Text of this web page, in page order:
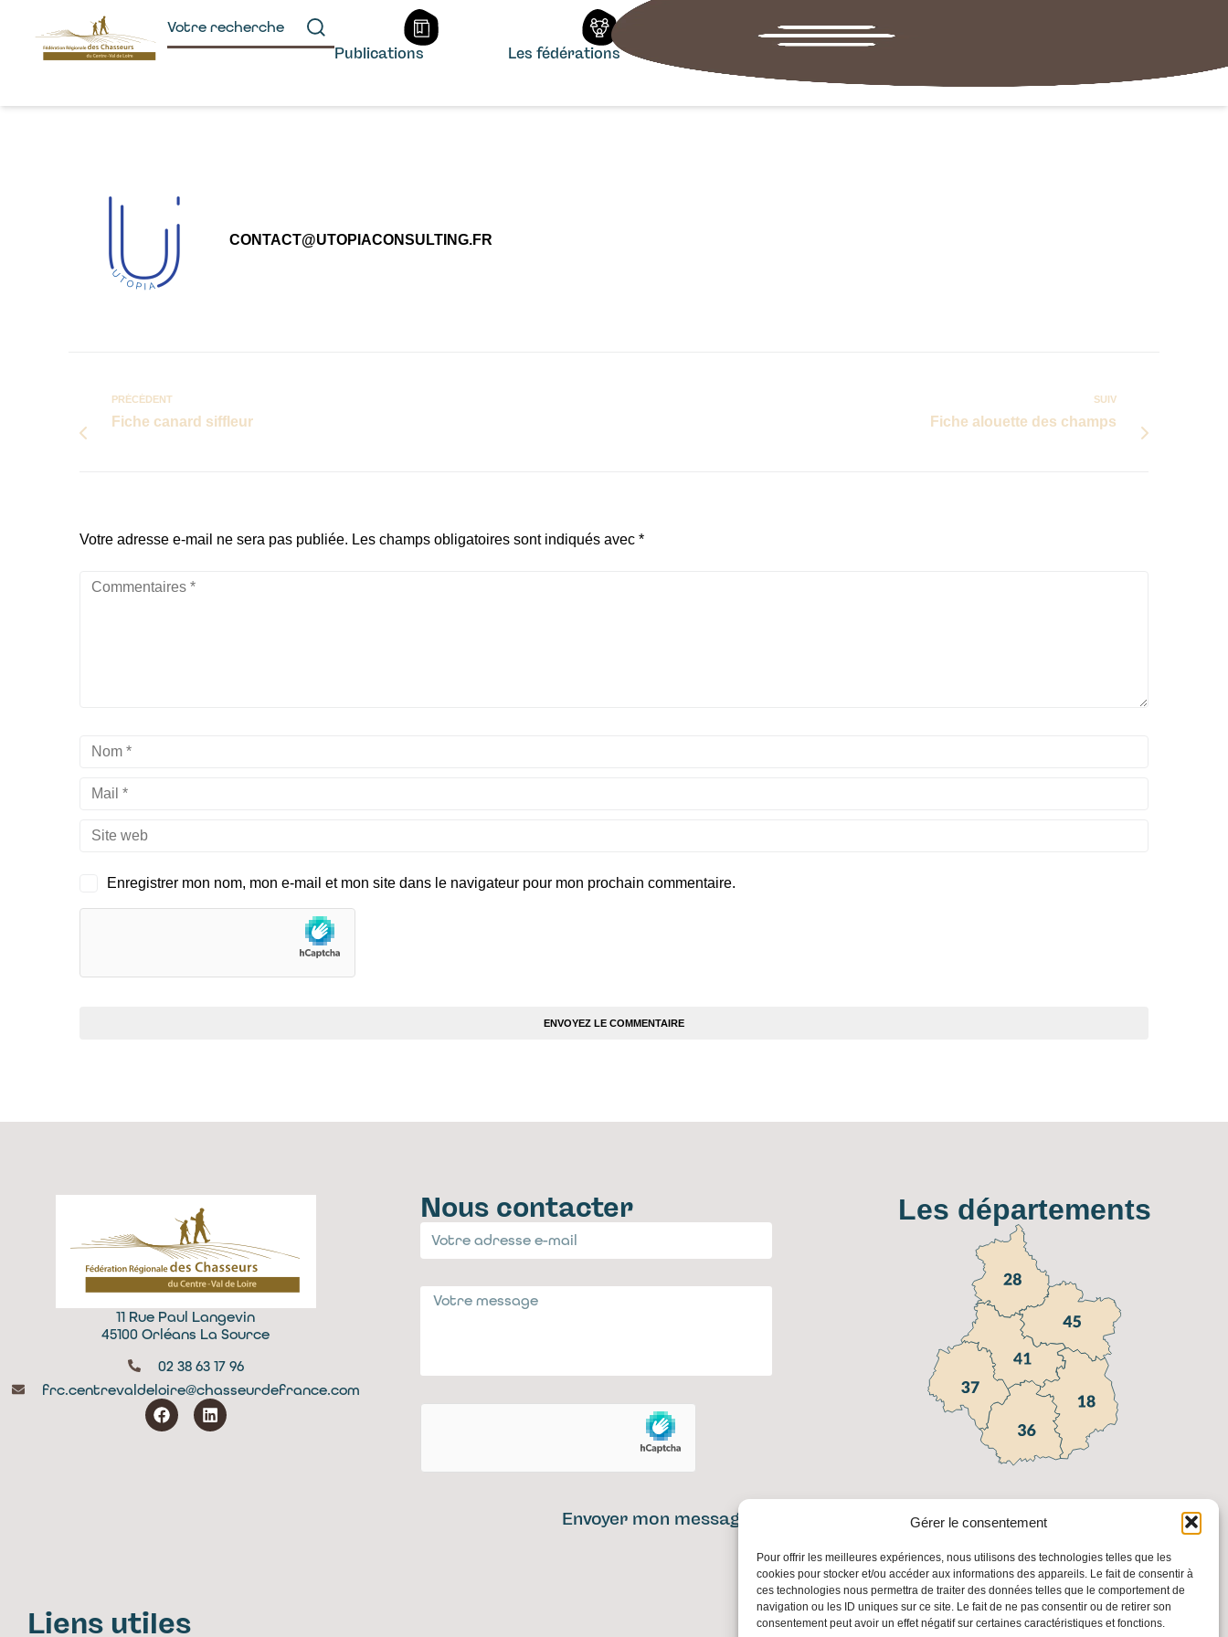
Gérer le consentement
Pour offrir les meilleures expériences, nous utilisons des technologies telles que les
cookies pour stocker et/ou accéder aux informations des appareils. Le fait de consentir à
ces technologies nous permettra de traiter des données telles que le comportement de
navigation ou les ID uniques sur ce site. Le fait de ne pas consentir ou de retirer son
consentement peut avoir un effet négatif sur certaines caractéristiques et fonctions.
Publications Les fédérations
Lever :
CONTACT@UTOPIACONSULTING.FR
PRÉCÉDENT
Fiche canard siffleur
SUIV
Fiche alouette des champs
Votre adresse e-mail ne sera pas publiée. Les champs obligatoires sont indiqués avec *
Enregistrer mon nom, mon e-mail et mon site dans le navigateur pour mon prochain commentaire.
11 Rue Paul Langevin
45100 Orléans La Source
02 38 63 17 96
frc.centrevaldeloire@chasseurdefrance.com
Nous contacter
Envoyer mon message
Les départements
Liens utiles